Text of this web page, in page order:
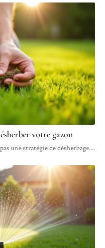
votre gazon
une stratégie de désherbage.…